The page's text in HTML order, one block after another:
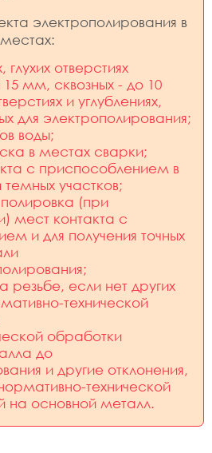
электрополирования в
отверстиях
мм, сквозных - до 10
и углублениях,
для электрополирования;
воды;
в местах сварки;
с приспособлением в
участков;
(при
мест контакта с
и для получения точных
резьбе, если нет других
технической
обработки
до
и другие отклонения,
технической
на основной металл.